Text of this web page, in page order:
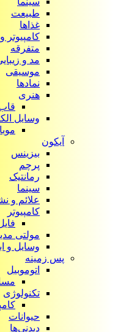
طبیعت
غذاها
کامپیوتر
متفرقه
مد و
موسیقی
نمادها
هنری
وسایل
آیکون‌
بیزینس
پرچم
رمانتیک
سینما
علائم و
کامپیوتر
مولتی
وسایل و
پس زمینه
اتوموبیل
تکنولوژی
حیوانات
دیدنی‌ها